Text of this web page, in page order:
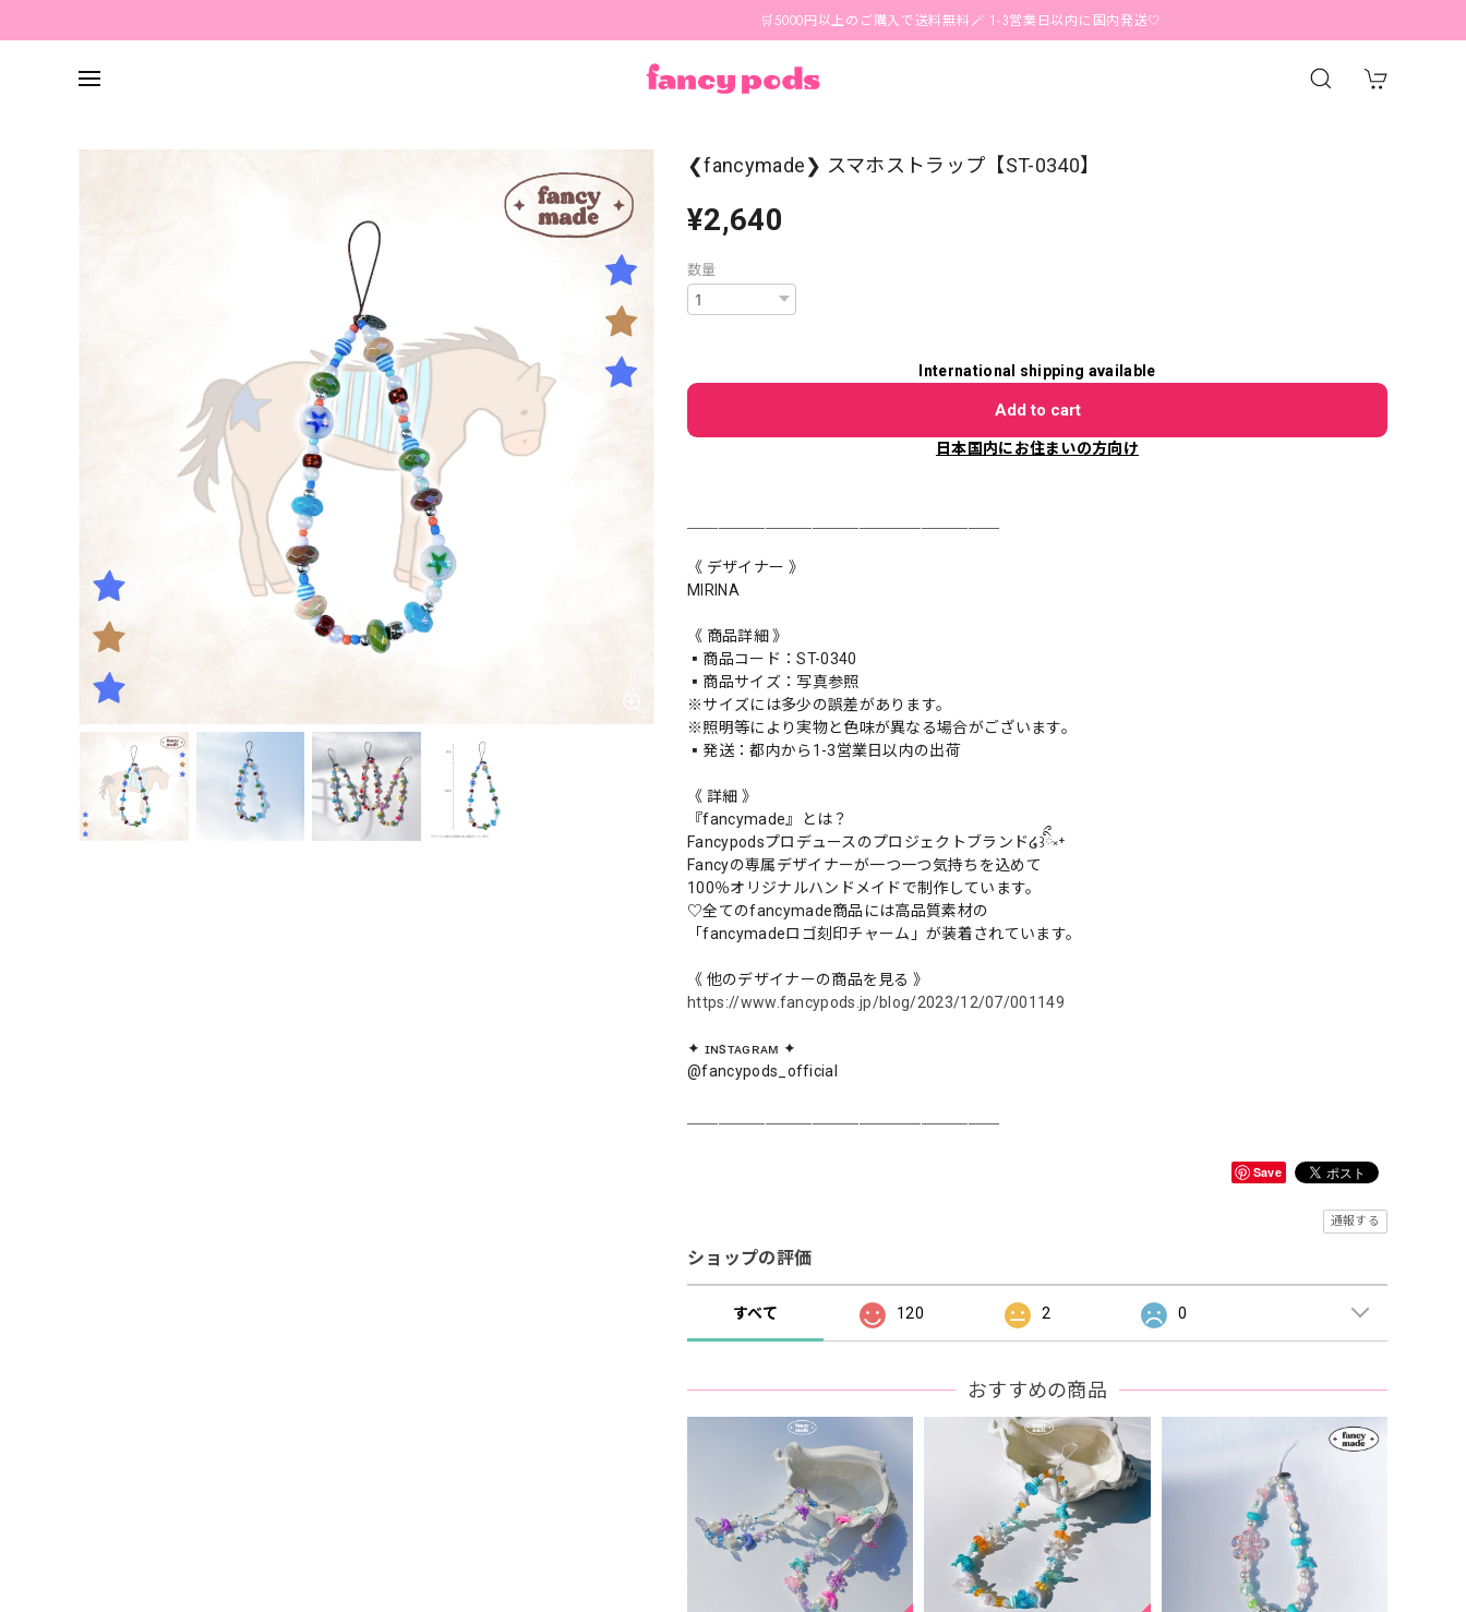
🛒5000円以上のご購入で送料無料🪄 1-3営業日以内に国内発送🤍
❮fancymade❯ スマホストラップ【ST-0340】
¥2,640
数量
International shipping available
Add to cart
日本国内にお住まいの方向け
《 デザイナー 》
MIRINA
《 商品詳細 》
▪️商品コード：ST-0340
▪️商品サイズ：写真参照
※サイズには多少の誤差があります。
※照明等により実物と色味が異なる場合がございます。
▪️発送：都内から1-3営業日以内の出荷
《 詳細 》
『fancymade』とは？
Fancypodsプロデュースのプロジェクトブランド໒꒱ིྀ༝⁺
Fancyの専属デザイナーが一つ一つ気持ちを込めて
100％オリジナルハンドメイドで制作しています。
♡全てのfancymade商品には高品質素材の
「fancymadeロゴ刻印チャーム」が装着されています。
《 他のデザイナーの商品を見る 》
https://www.fancypods.jp/blog/2023/12/07/001149
✦ ɪɴsᴛᴀɢʀᴀᴍ ✦
@fancypods_official
Save
通報する
ショップの評価
すべて 120 2 0
おすすめの商品